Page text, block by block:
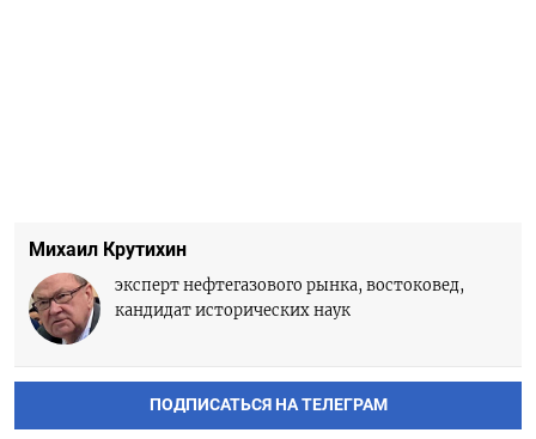
Михаил Крутихин
эксперт нефтегазового рынка, востоковед,
кандидат исторических наук
ПОДПИСАТЬСЯ НА ТЕЛЕГРАМ